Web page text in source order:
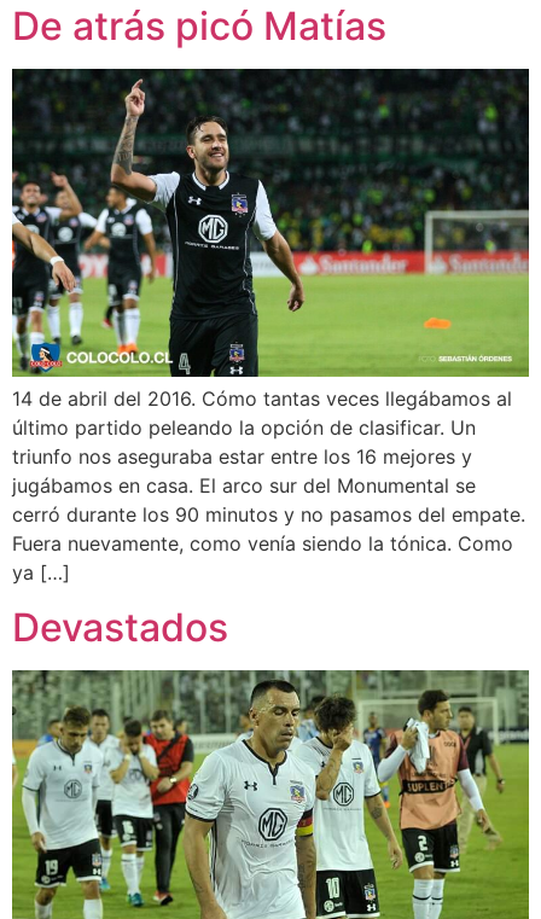
De atrás picó Matías
14 de abril del 2016. Cómo tantas veces llegábamos al
último partido peleando la opción de clasificar. Un
triunfo nos aseguraba estar entre los 16 mejores y
jugábamos en casa. El arco sur del Monumental se
cerró durante los 90 minutos y no pasamos del empate.
Fuera nuevamente, como venía siendo la tónica. Como
ya […]
Devastados